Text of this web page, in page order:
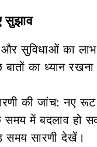
सुझाव
और सुविधाओं का
का ध्यान रखना
की जांच: नए
समय में बदलाव हो
सारणी देखें।